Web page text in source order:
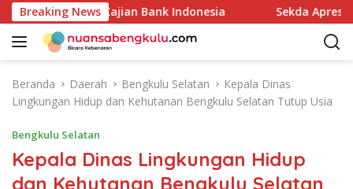
a
Breaking News
Melalui Kajian Bank Indonesia Sekda Apresiasi
Beranda Daerah Bengkulu Selatan
Kepala Dinas
Lingkungan Hidup dan Kehutanan Bengkulu Selatan Tutup Usia
Bengkulu Selatan
Kepala Dinas Lingkungan Hidup
dan Kehutanan Bengkulu Selatan